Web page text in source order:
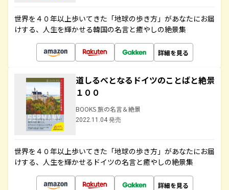
世界を４０年以上歩いてきた「地球の歩き方」があなたにお届
けする、人生を輝かせる韓国の名言と癒やしの絶景集
詳細を見る
道しるべとなるドイツのことばと絶景
１００
BOOKS 旅の名言＆絶景
2022.11.04 発売
世界を４０年以上歩いてきた「地球の歩き方」があなたにお届
けする、人生を輝かせるドイツの名言と癒やしの絶景集
詳細を見る